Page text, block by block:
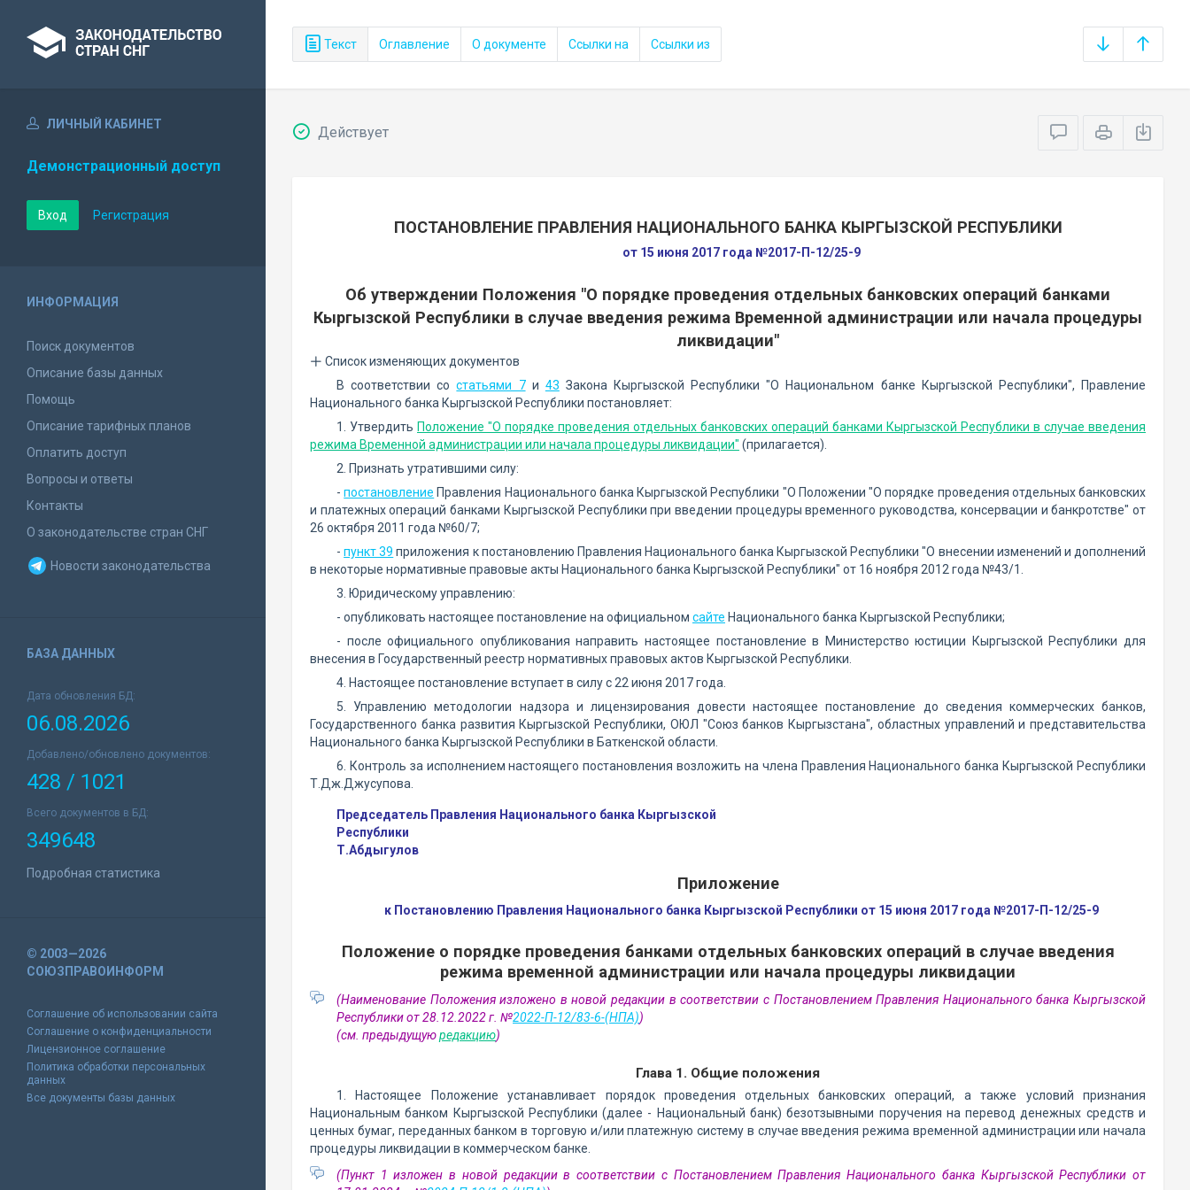
Текст Оглавление О документе Ссылки на Ссылки из
ЛИЧНЫЙ КАБИНЕТ
Демонстрационный доступ
Вход Регистрация
ИНФОРМАЦИЯ
Поиск документов
Описание базы данных
Помощь
Описание тарифных планов
Оплатить доступ
Вопросы и ответы
Контакты
О законодательстве стран СНГ
Новости законодательства
БАЗА ДАННЫХ
Дата обновления БД:
06.08.2026
Добавлено/обновлено документов:
428 / 1021
Всего документов в БД:
349648
Подробная статистика
© 2003—2026
СОЮЗПРАВОИНФОРМ
Соглашение об использовании сайта
Соглашение о конфиденциальности
Лицензионное соглашение
Политика обработки персональных
данных
Все документы базы данных
Действует
ПОСТАНОВЛЕНИЕ ПРАВЛЕНИЯ НАЦИОНАЛЬНОГО БАНКА КЫРГЫЗСКОЙ РЕСПУБЛИКИ
от 15 июня 2017 года №2017-П-12/25-9
Об утверждении Положения "О порядке проведения отдельных банковских операций банками
Кыргызской Республики в случае введения режима Временной администрации или начала процедуры
ликвидации"
Список изменяющих документов
В соответствии состатьями 7и 43 Закона Кыргызской Республики "О Национальном банке Кыргызской Республики", Правление
Национального банка Кыргызской Республики постановляет:
1. Утвердить Положение "О порядке проведения отдельных банковских операций банками Кыргызской Республики в случае введения
режима Временной администрации или начала процедуры ликвидации" (прилагается).
2. Признать утратившими силу:
-постановление Правления Национального банка Кыргызской Республики "О Положении "О порядке проведения отдельных банковских
и платежных операций банками Кыргызской Республики при введении процедуры временного руководства, консервации и банкротстве" от
26 октября 2011 года №60/7;
-пункт 39 приложения к постановлению Правления Национального банка Кыргызской Республики "О внесении изменений и дополнений
в некоторые нормативные правовые акты Национального банка Кыргызской Республики" от 16 ноября 2012 года №43/1.
3. Юридическому управлению:
- опубликовать настоящее постановление на официальном сайте Национального банка Кыргызской Республики;
- после официального опубликования направить настоящее постановление в Министерство юстиции Кыргызской Республики для
внесения в Государственный реестр нормативных правовых актов Кыргызской Республики.
4. Настоящее постановление вступает в силу с 22 июня 2017 года.
5. Управлению методологии надзора и лицензирования довести настоящее постановление до сведения коммерческих банков,
Государственного банка развития Кыргызской Республики, ОЮЛ "Союз банков Кыргызстана", областных управлений и представительства
Национального банка Кыргызской Республики в Баткенской области.
6. Контроль за исполнением настоящего постановления возложить на члена Правления Национального банка Кыргызской Республики
Т.Дж.Джусупова.
Председатель Правления Национального банка Кыргызской
Республики
Т.Абдыгулов
Приложение
к Постановлению Правления Национального банка Кыргызской Республики от 15 июня 2017 года №2017-П-12/25-9
Положение о порядке проведения банками отдельных банковских операций в случае введения
режима временной администрации или начала процедуры ликвидации
(Наименование Положения изложено в новой редакции в соответствии с Постановлением Правления Национального банка Кыргызской
Республики от 28.12.2022 г. №2022-П-12/83-6-(НПА))
(см. предыдущуюредакцию)
Глава 1. Общие положения
1. Настоящее Положение устанавливает порядок проведения отдельных банковских операций, а также условий признания
Национальным банком Кыргызской Республики (далее - Национальный банк) безотзывными поручения на перевод денежных средств и
ценных бумаг, переданных банком в торговую и/или платежную систему в случае введения режима временной администрации или начала
процедуры ликвидации в коммерческом банке.
(Пункт 1 изложен в новой редакции в соответствии с Постановлением Правления Национального банка Кыргызской Республики от